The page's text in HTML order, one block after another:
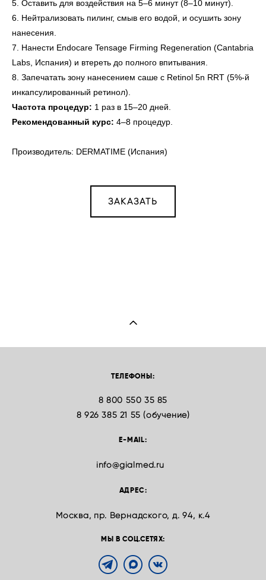
5. Оставить для воздействия на 5–6 минут (8–10 минут).
6. Нейтрализовать пилинг, смыв его водой, и осушить зону
нанесения.
7. Нанести Endocare Tensage Firming Regeneration (Cantabria
Labs, Испания) и втереть до полного впитывания.
8. Запечатать зону нанесением саше с Retinol 5n RRT (5%-й
инкапсулированный ретинол).
Частота процедур: 1 раз в 15–20 дней.
Рекомендованный курс: 4–8 процедур.
Производитель: DERMATIME (Испания)
ЗАКАЗАТЬ
ТЕЛЕФОНЫ:
8 800 550 35 85
8 926 385 21 55 (обучение)
E-MAIL:
info@gialmed.ru
АДРЕС:
Москва, пр. Вернадского, д. 94, к.4
МЫ В СОЦ.СЕТЯХ: